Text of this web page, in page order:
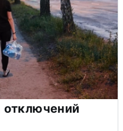
отключений